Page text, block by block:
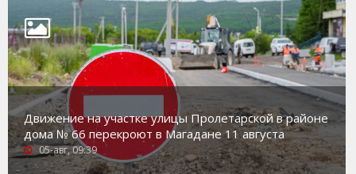
Движение на участке улицы Пролетарской в районе
дома № 66 перекроют в Магадане 11 августа
05-авг, 09:39